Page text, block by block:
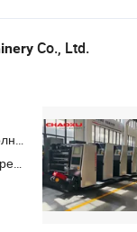
Co., Ltd.
, Ламинирующая машина